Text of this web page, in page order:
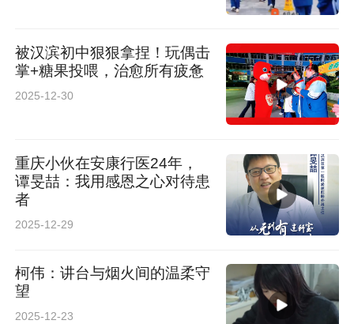
被汉滨初中狠狠拿捏！玩偶击
掌+糖果投喂，治愈所有疲惫
2025-12-30
重庆小伙在安康行医24年，
谭旻喆：我用感恩之心对待患
者
2025-12-29
柯伟：讲台与烟火间的温柔守
望
2025-12-23